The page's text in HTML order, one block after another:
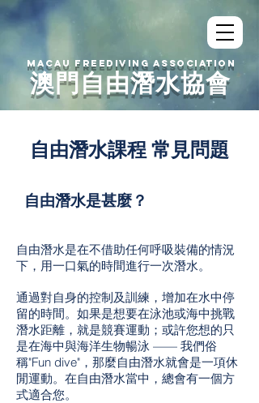
澳門自由潛水協會
MACAU FREEDIVING ASSOCIATION
自由潛水課程 ​常見問題
自由潛水是甚麼？
自由潛水是在不借助任何呼吸裝備的情況
下，用一口氣的時間進行一次潛水。
通過對自身的控制及訓練，增加在水中停
留的時間。如果是想要在泳池或海中挑戰
潛水距離，就是競賽運動；或許您想的只
是在海中與海洋生物暢泳 —— 我們俗
稱"Fun dive"，那麼自由潛水就會是一項休
閒運動。在自由潛水當中，總會有一個方
式適合您。